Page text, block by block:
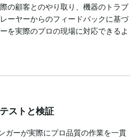
の顧客とのやり取り、機器のトラブ
ーヤーからのフィードバックに基づ
を実際のプロの現場に対応できるよ
ストと検証
ガーが実際にプロ品質の作業を一貫